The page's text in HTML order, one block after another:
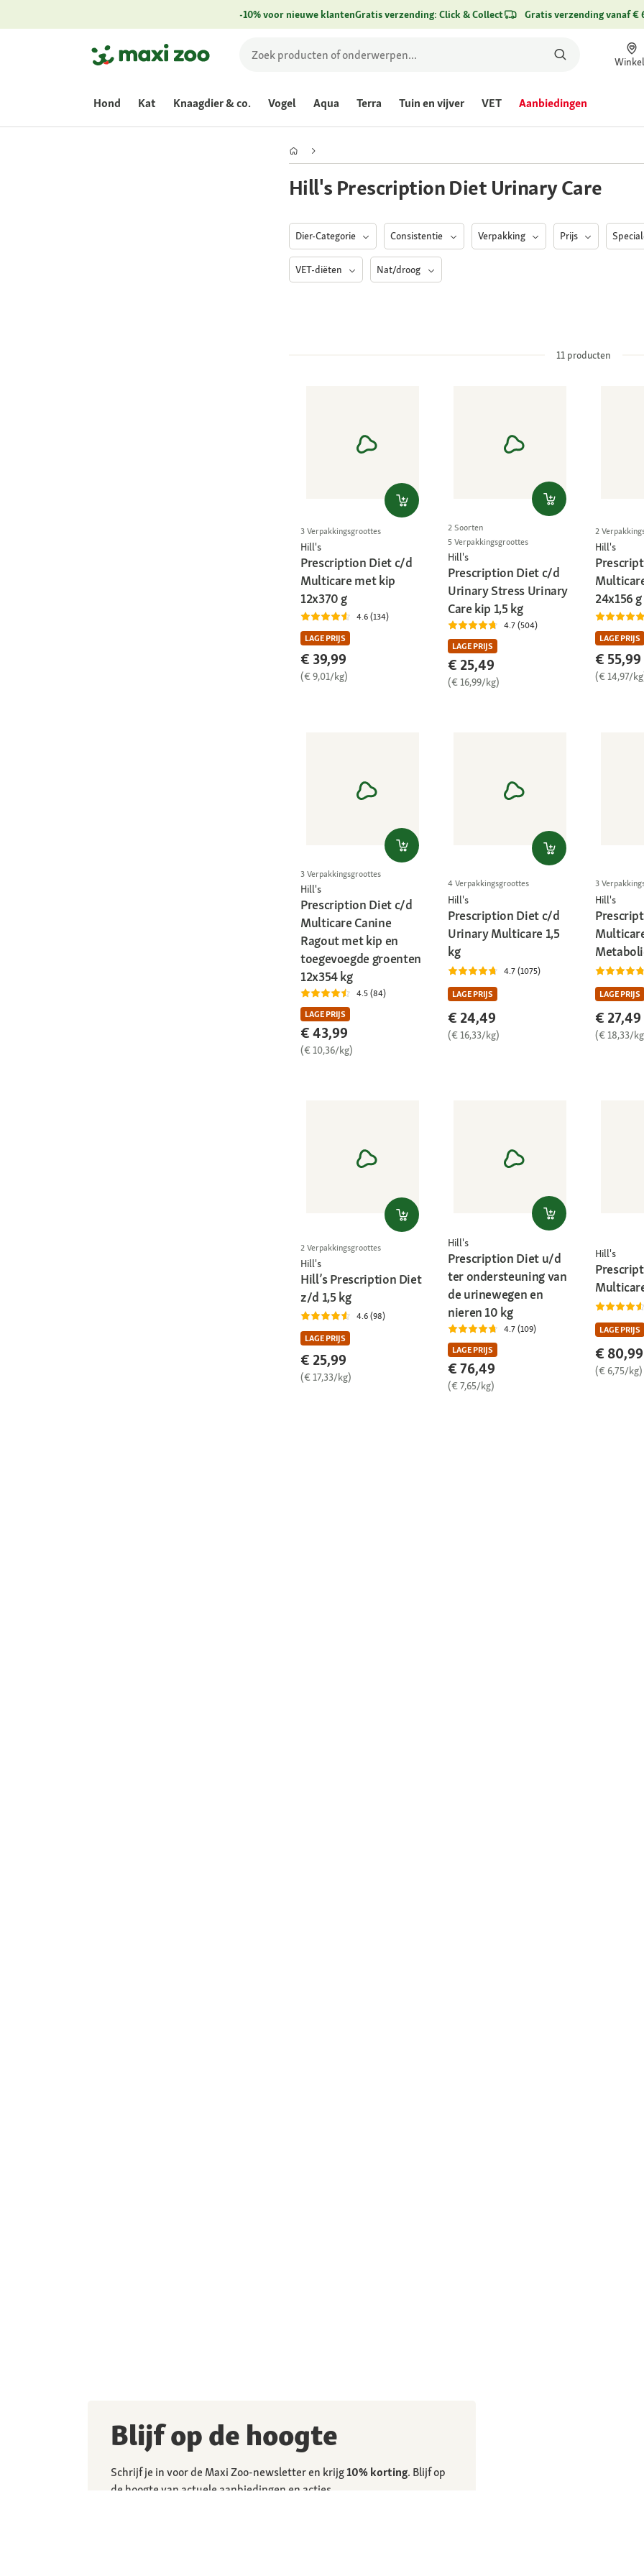
-10% voor nieuwe klantenGratis verzending: Click & Collect Gratis verzending vanaf €
Hond Kat Knaagdier & co. Vogel Aqua Terra Tuin en vijver VET Aanbiedingen
Hill's Prescription Diet Urinary Care
Dier-Categorie Consistentie Verpakking Prijs
VET-diëten Nat/droog
11 producten
3 Verpakkingsgroottes
Hill's
Prescription Diet c/d
Multicare met kip
12x370 g
4.6 (134)
LAGE PRIJS
€ 39,99
(€ 9,01/kg)
2 Soorten
5 Verpakkingsgroottes
Hill's
Prescription Diet c/d
Urinary Stress Urinary
Care kip 1,5 kg
4.7 (504)
LAGE PRIJS
€ 25,49
(€ 16,99/kg)
2
Hill's
24x156 g
LAGE PRIJS
€ 55,99
(€ 14,97/
3 Verpakkingsgroottes
Hill's
Prescription Diet c/d
Multicare Canine
Ragout met kip en
toegevoegde groenten
12x354 kg
4.5 (84)
LAGE PRIJS
€ 43,99
(€ 10,36/kg)
4 Verpakkingsgroottes
Hill's
Prescription Diet c/d
Urinary Multicare 1,5
kg
4.7 (1075)
LAGE PRIJS
€ 24,49
(€ 16,33/kg)
3
Hill's
LAGE PRIJS
€ 27,49
(€ 18,33/
2 Verpakkingsgroottes
Hill's
Hill’s Prescription Diet
z/d 1,5 kg
4.6 (98)
LAGE PRIJS
€ 25,99
(€ 17,33/kg)
Hill's
Prescription Diet u/d
ter ondersteuning van
de urinewegen en
nieren 10 kg
4.7 (109)
LAGE PRIJS
€ 76,49
(€ 7,65/kg)
Hill's
LAGE PRIJS
€ 80,99
(€ 6,75/kg)
Blijf op de hoogte
Schrijf je in voor de Maxi Zoo-newsletter en krijg10% korting. Blijf op
de hoogte van actuele aanbiedingen en acties.